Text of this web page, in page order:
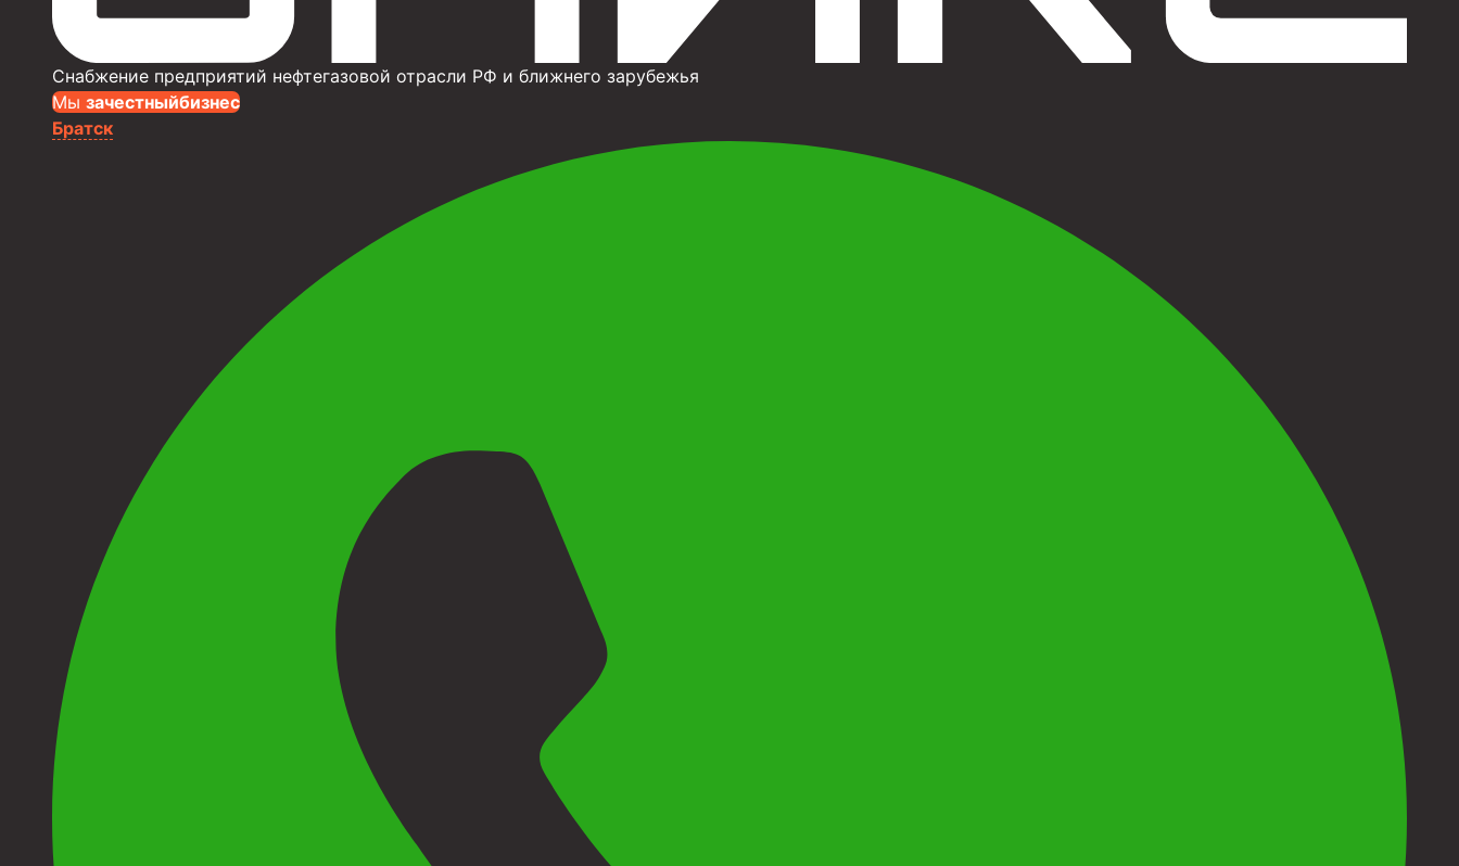
Снабжение предприятий нефтегазовой отрасли РФ и ближнего зарубежья
Мы зачестныйбизнес
Братск